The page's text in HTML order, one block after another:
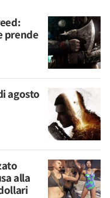
prende
agosto
alla